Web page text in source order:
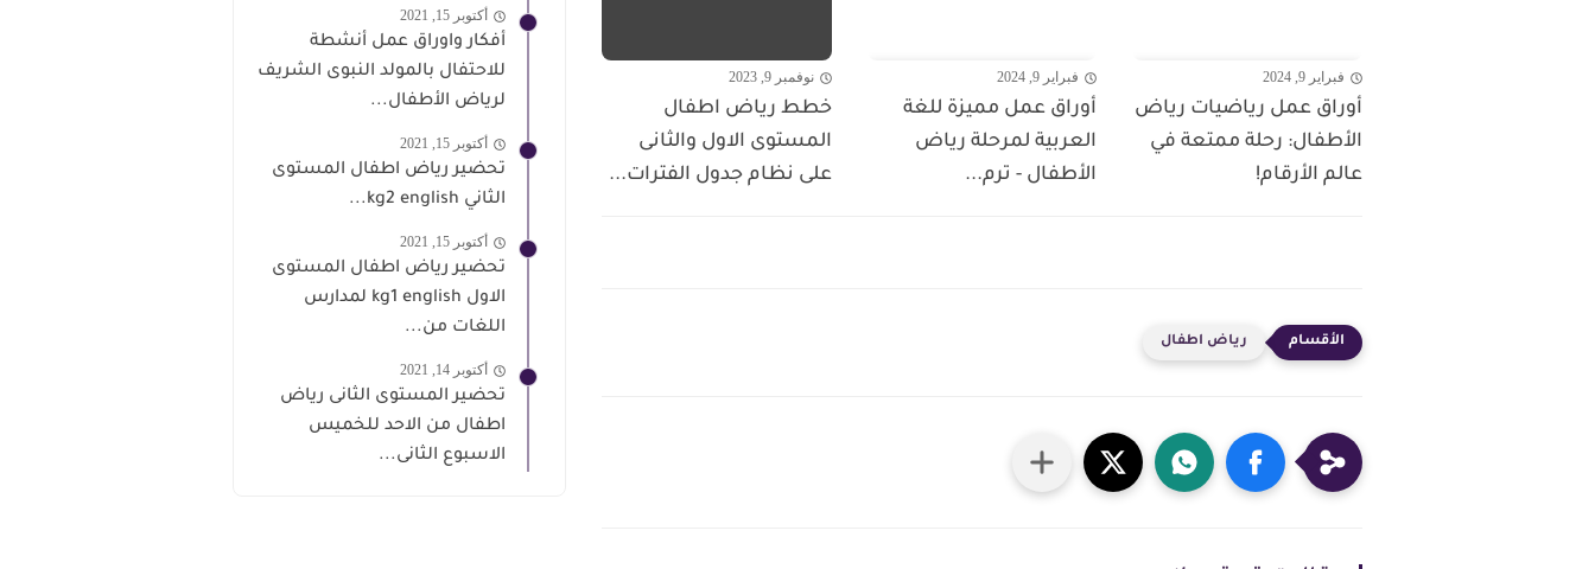
فبراير 9, 2024
أوراق عمل رياضيات رياض
الأطفال: رحلة ممتعة في
عالم الأرقام!
فبراير 9, 2024
أوراق عمل مميزة للغة
العربية لمرحلة رياض
الأطفال - ترم...
نوفمبر 9, 2023
خطط رياض اطفال
المستوى الاول والثانى
على نظام جدول الفترات...
رياض اطفال
أكتوبر 15, 2021
أفكار واوراق عمل أنشطة
للاحتفال بالمولد النبوى الشريف
لرياض الأطفال...
أكتوبر 15, 2021
تحضير رياض اطفال المستوى
الثاني kg2 english...
أكتوبر 15, 2021
تحضير رياض اطفال المستوى
الاول kg1 english لمدارس
اللغات من...
أكتوبر 14, 2021
تحضير المستوى الثانى رياض
اطفال من الاحد للخميس
الاسبوع الثانى...